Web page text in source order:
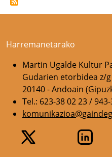
Harremanetarako
Martin Ugalde Kultur
Gudarien etorbidea z/g
20140 - Andoain
Tel.: 623-38 02 23 /